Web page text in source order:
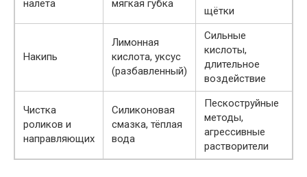
налёта мягкая губка
щётки
Накипь
Лимонная
кислота, уксус
(разбавленный)
Сильные
кислоты,
длительное
воздействие
Чистка
роликов и
направляющих
Силиконовая
смазка, тёплая
вода
Пескоструйные
методы,
агрессивные
растворители